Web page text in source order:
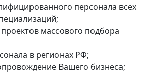
персонала всех
массового подбора
в регионах РФ;
Вашего бизнеса;